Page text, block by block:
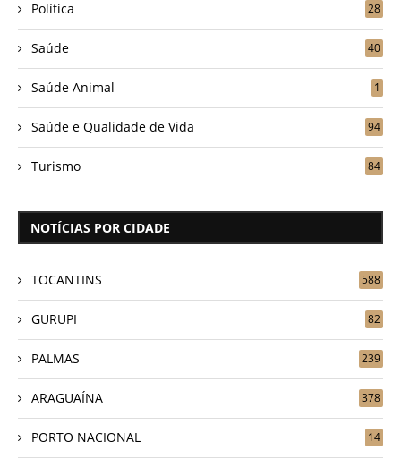
Política 28
Saúde 40
Saúde Animal 1
Saúde e Qualidade de Vida 94
Turismo 84
NOTÍCIAS POR CIDADE
TOCANTINS 588
GURUPI 82
PALMAS 239
ARAGUAÍNA 378
PORTO NACIONAL 14